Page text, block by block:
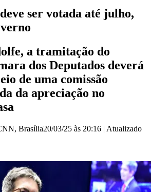
ser votada até julho,
a tramitação do
dos Deputados deverá
de uma comissão
da apreciação no
, Brasília20/03/25 às 20:16 | Atualizado